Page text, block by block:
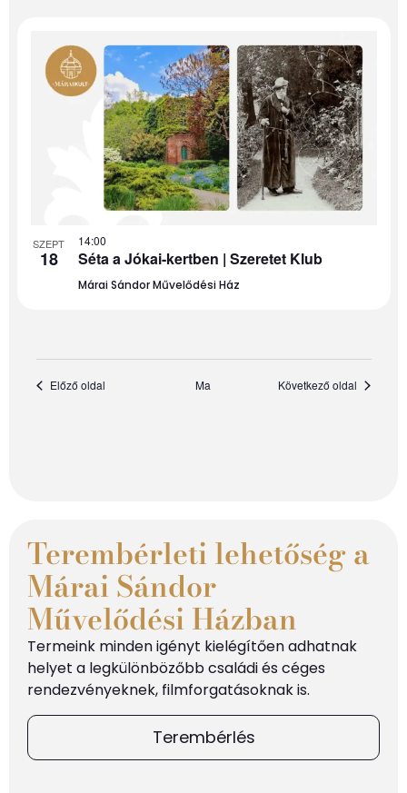
SZEPT
18 Séta a Jókai-kertben | Szeretet Klub
Márai Sándor Művelődési Ház
14:00
Előző oldal Ma Következő oldal
Terembérleti lehetőség a
Márai Sándor
Művelődési Házban
Termeink minden igényt kielégítően adhatnak
helyet a legkülönbözőbb családi és céges
rendezvényeknek, filmforgatásoknak is.
Terembérlés